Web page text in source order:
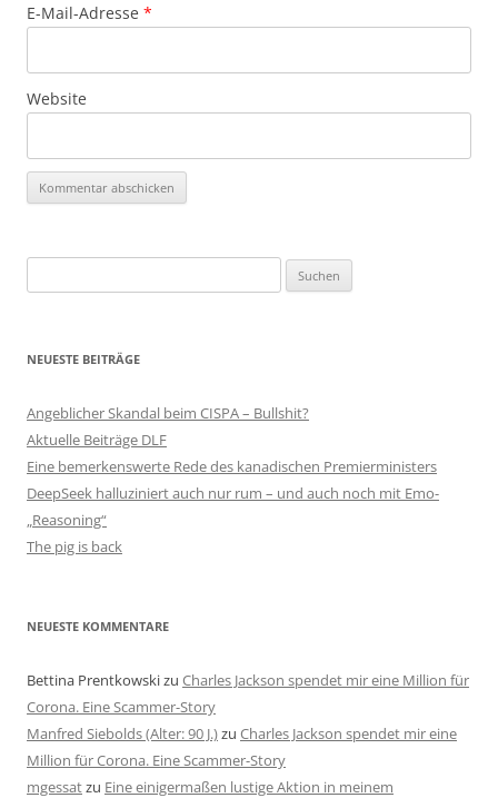
E-Mail-Adresse *
Website
nach:
NEUESTE BEITRÄGE
Angeblicher Skandal beim CISPA – Bullshit?
Aktuelle Beiträge DLF
Eine bemerkenswerte Rede des kanadischen Premierministers
DeepSeek halluziniert auch nur rum – und auch noch mit Emo-
„Reasoning“
The pig is back
NEUESTE KOMMENTARE
Bettina Prentkowskizu Charles Jackson spendet mir eine Million für
Corona. Eine Scammer-Story
Manfred Siebolds (Alter: 90 J.)zu Charles Jackson spendet mir eine
Million für Corona. Eine Scammer-Story
mgessatzu Eine einigermaßen lustige Aktion in meinem